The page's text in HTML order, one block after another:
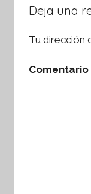
Deja una
Tu dirección
Comentario